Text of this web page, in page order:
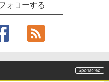
ォローする